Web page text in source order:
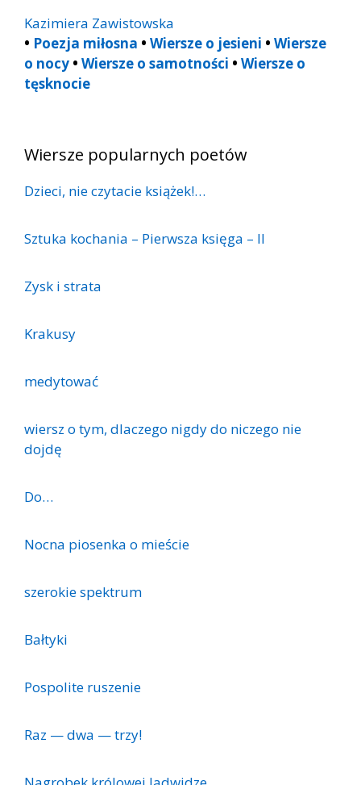
Kazimiera Zawistowska
• Poezja miłosna • Wiersze o jesieni • Wiersze
o nocy • Wiersze o samotności • Wiersze o
tęsknocie
Wiersze popularnych poetów
Dzieci, nie czytacie książek!…
Sztuka kochania – Pierwsza księga – II
Zysk i strata
Krakusy
medytować
wiersz o tym, dlaczego nigdy do niczego nie
dojdę
Do…
Nocna piosenka o mieście
szerokie spektrum
Bałtyki
Pospolite ruszenie
Raz — dwa — trzy!